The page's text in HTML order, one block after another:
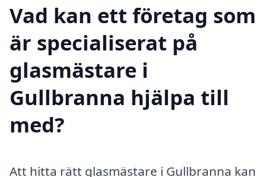
Vad kan ett företag som
är specialiserat på
glasmästare i
Gullbranna hjälpa till
med?
Att hitta rätt glasmästare i Gullbranna kan